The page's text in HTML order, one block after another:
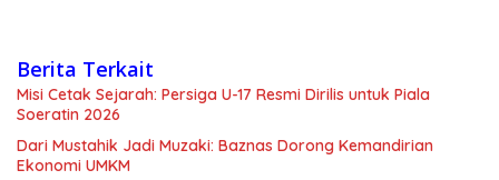
Berita Terkait
Misi Cetak Sejarah: Persiga U-17 Resmi Dirilis untuk Piala
Soeratin 2026
Dari Mustahik Jadi Muzaki: Baznas Dorong Kemandirian
Ekonomi UMKM